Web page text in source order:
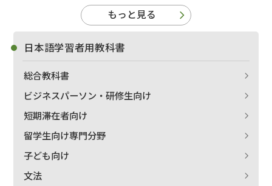
もっと見る
日本語学習者用教科書
総合教科書
ビジネスパーソン・研修生向け
短期滞在者向け
留学生向け専門分野
子ども向け
文法